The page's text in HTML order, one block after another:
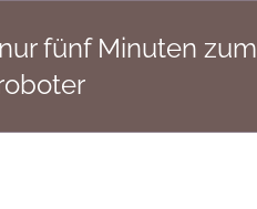
fünf Minuten zum